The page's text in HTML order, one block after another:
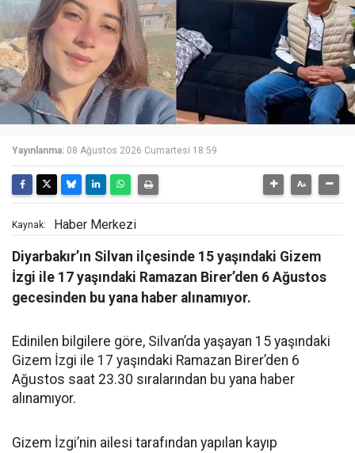
Yayınlanma: 08 Ağustos 2026 Cumartesi 18:59
Kaynak: Haber Merkezi
Diyarbakır’ın Silvan ilçesinde 15 yaşındaki Gizem
İzgi ile 17 yaşındaki Ramazan Birer’den 6 Ağustos
gecesinden bu yana haber alınamıyor.
Edinilen bilgilere göre, Silvan’da yaşayan 15 yaşındaki
Gizem İzgi ile 17 yaşındaki Ramazan Birer’den 6
Ağustos saat 23.30 sıralarından bu yana haber
alınamıyor.
Gizem İzgi’nin ailesi tarafından yapılan kayıp